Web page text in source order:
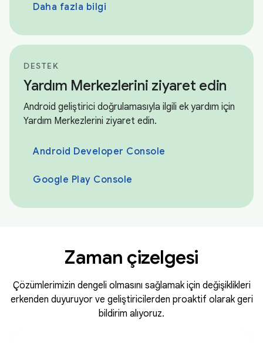
Daha fazla bilgi
DESTEK
Yardım Merkezlerini ziyaret edin
Android geliştirici doğrulamasıyla ilgili ek yardım için
Yardım Merkezlerini ziyaret edin.
Android Developer Console
Google Play Console
Zaman çizelgesi
Çözümlerimizin dengeli olmasını sağlamak için değişiklikleri
erkenden duyuruyor ve geliştiricilerden proaktif olarak geri
bildirim alıyoruz.